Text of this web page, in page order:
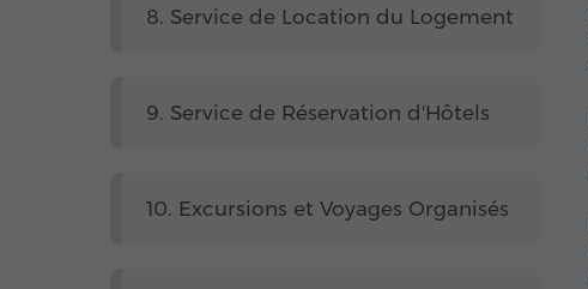
8. Service de Location du Logement
9. Service de Réservation d'Hôtels
10. Excursions et Voyages Organisés